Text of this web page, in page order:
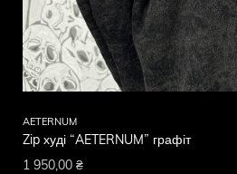
AETERNUM
Zip худі “AETERNUM” графіт
1 950,00 ₴